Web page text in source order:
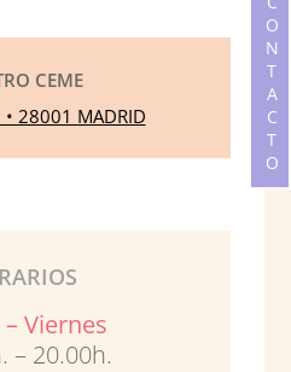
CEME
• 28001 MADRID
Viernes
– 20.00h.
CONTACTO